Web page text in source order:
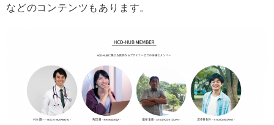
などのコンテンツもあります。